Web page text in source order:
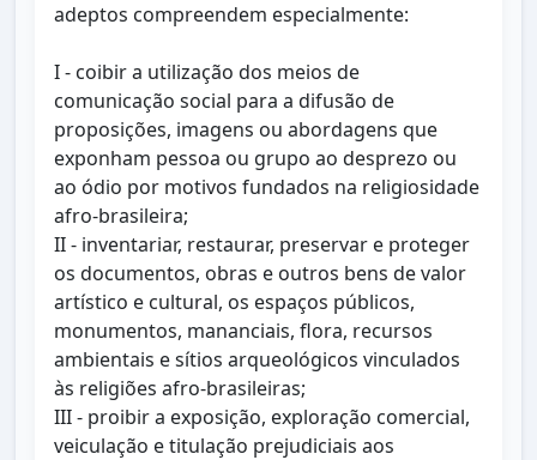
adeptos compreendem especialmente:
I - coibir a utilização dos meios de
comunicação social para a difusão de
proposições, imagens ou abordagens que
exponham pessoa ou grupo ao desprezo ou
ao ódio por motivos fundados na religiosidade
afro-brasileira;
II - inventariar, restaurar, preservar e proteger
os documentos, obras e outros bens de valor
artístico e cultural, os espaços públicos,
monumentos, mananciais, flora, recursos
ambientais e sítios arqueológicos vinculados
às religiões afro-brasileiras;
III - proibir a exposição, exploração comercial,
veiculação e titulação prejudiciais aos